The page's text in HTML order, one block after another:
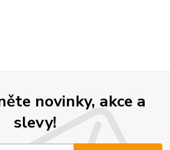
novinky, akce a
slevy!